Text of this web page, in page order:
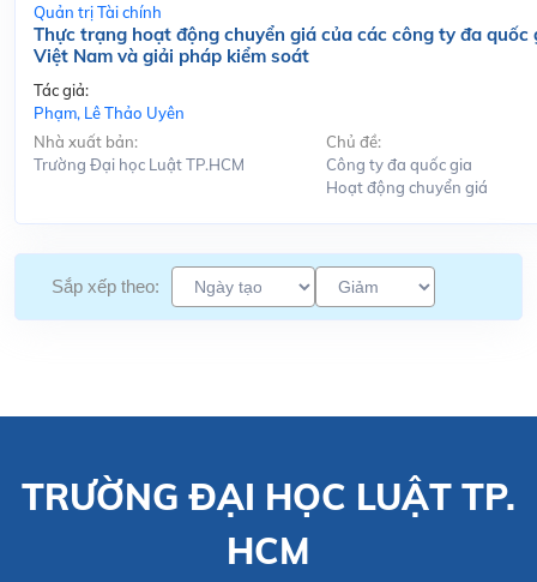
Quản trị Tài chính
Thực trạng hoạt động chuyển giá của các công ty đa quốc
Việt Nam và giải pháp kiểm soát
Tác giả:
Phạm, Lê Thảo Uyên
Nhà xuất bản:
Trường Đại học Luật TP.HCM
Chủ đề:
Công ty đa quốc gia
Hoạt động chuyển giá
Sắp xếp theo:
TRƯỜNG ĐẠI HỌC LUẬT TP.
HCM